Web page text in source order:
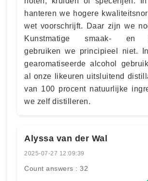
hanteren we hogere
wet voorschrijft. Daar zijn we
Kunstmatige smaak- en
gebruiken we principieel niet.
gearomatiseerde alcohol
al onze likeuren uitsluitend
van 100 procent natuurlijke
we zelf distilleren.
Alyssa van der Wal
2025-07-27 12:09:39
Count answers : 32